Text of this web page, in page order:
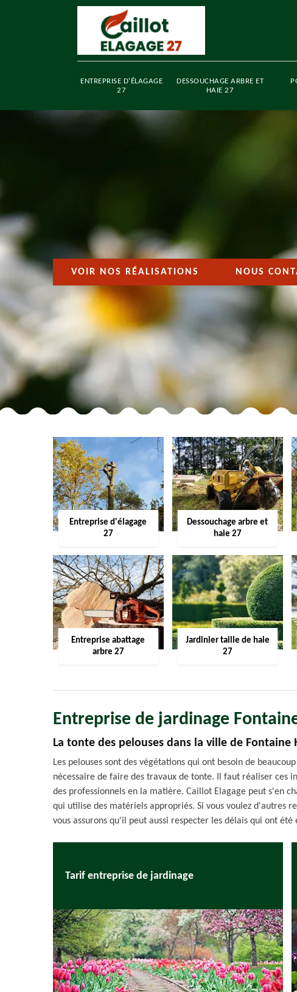
ENTREPRISE D'ÉLAGAGE
27
DESSOUCHAGE ARBRE ET
HAIE 27
VOIR NOS RÉALISATIONS NOUS
Entreprise d'élagage
27
Dessouchage arbre et
haie 27
Entreprise abattage
arbre 27
Jardinier taille de haie
27
Entreprise de jardinage
La tonte des pelouses dans la ville de Fontaine
Les pelouses sont des végétations qui ont besoin de
nécessaire de faire des travaux de tonte. Il faut réaliser
des professionnels en la matière. Caillot Elagage peut s'en
qui utilise des matériels appropriés. Si vous voulez d'autres
vous assurons qu'il peut aussi respecter les délais qui ont été
Tarif entreprise de jardinage